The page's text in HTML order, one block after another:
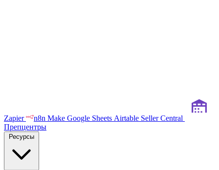
Zapier n8n Make Google Sheets Airtable Seller Central
Препцентры